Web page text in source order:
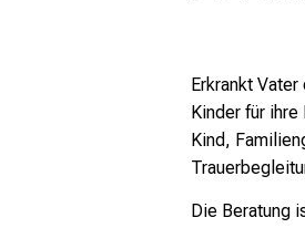
Erkrankt
Kinder für
Kind,
Die Beratung